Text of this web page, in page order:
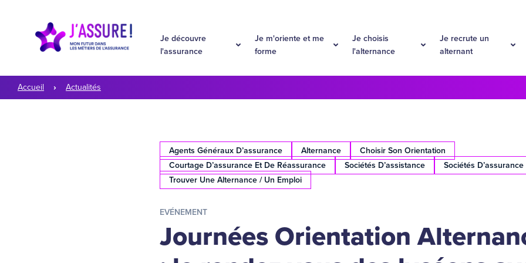
Je découvre
l'assurance
Je m'oriente et me
forme
Je choisis
l'alternance
Je recrute un
alternant
Accueil Actualités
Agents Généraux D’assurance Alternance
Choisir Son Orientation
Courtage D’assurance Et De Réassurance
Sociétés D’assistance
Sociétés D’assurance
Trouver Une Alternance / Un Emploi
EVÉNEMENT
Journées Orientation